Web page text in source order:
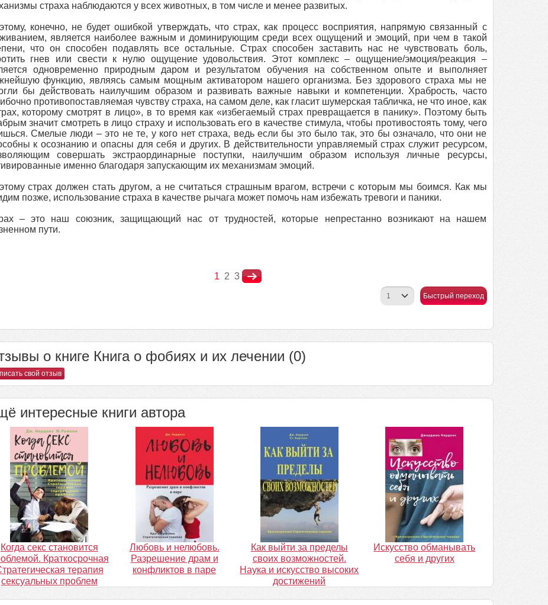
страха наблюдаются у всех животных, в том числе и менее развитых.
конечно, не будет ошибкой утверждать, что страх, как процесс восприятия, напрямую связанный с
является наиболее важным и доминирующим среди всех ощущений и эмоций, при чем в такой
что он способен подавлять все остальные. Страх способен заставить нас не чувствовать боль,
гнев или свести к нулю ощущение удовольствия. Этот комплекс – ощущение/эмоция/реакция –
одновременно природным даром и результатом обучения на собственном опыте и выполняет
функцию, являясь самым мощным активатором нашего организма. Без здорового страха мы не
бы действовать наилучшим образом и развивать важные навыки и компетенции. Храбрость, часто
противопоставляемая чувству страха, на самом деле, как гласит шумерская табличка, не что иное, как
которому смотрят в лицо», в то время как «избегаемый страх превращается в панику». Поэтому быть
значит смотреть в лицо страху и использовать его в качестве стимула, чтобы противостоять тому, чего
Смелые люди – это не те, у кого нет страха, ведь если бы это было так, это бы означало, что они не
к осознанию и опасны для себя и других. В действительности управляемый страх служит ресурсом,
совершать экстраординарные поступки, наилучшим образом используя личные ресурсы,
именно благодаря запускающим их механизмам эмоций.
страх должен стать другом, а не считаться страшным врагом, встречи с которым мы боимся. Как мы
позже, использование страха в качестве рычага может помочь нам избежать тревоги и паники.
– это наш союзник, защищающий нас от трудностей, которые непрестанно возникают на нашем
пути.
1 2 3
Быстрый переход
о книге Книга о фобиях и их лечении (0)
свой отзыв
интересные книги автора
Когда секс становится
Краткосрочная
терапия
сексуальных проблем
Любовь и нелюбовь.
Разрешение драм и
конфликтов в паре
Как выйти за пределы
своих возможностей.
Наука и искусство высоких
достижений
Искусство обманывать
себя и других